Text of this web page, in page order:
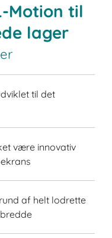
Motion til
lager
til det
være innovativ
af helt lodrette